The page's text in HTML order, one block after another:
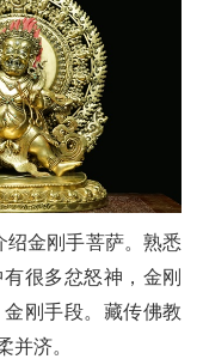
绍金刚手菩萨。熟悉
很多忿怒神，金刚
刚手段。藏传佛教
并济。